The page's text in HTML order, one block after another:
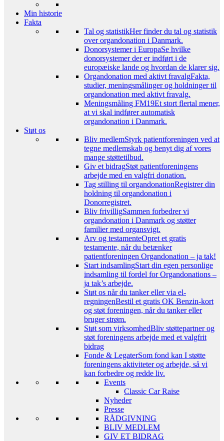
Min historie
Fakta
Tal og statistikHer finder du tal og statistik
over organdonation i Danmark.
Donorsystemer i EuropaSe hvilke
donorsystemer der er indført i de
europæiske lande og hvordan de klarer sig.
Organdonation med aktivt fravalgFakta,
studier, meningsmålinger og holdninger til
organdonation med aktivt fravalg.
Meningsmåling FM19Et stort flertal mener,
at vi skal indfører automatisk
organdonation i Danmark.
Støt os
Bliv medlemStyrk patientforeningen ved at
tegne medlemskab og benyt dig af vores
mange støttetilbud.
Giv et bidragStøt patientforeningens
arbejde med en valgfri donation.
Tag stilling til organdonationRegistrer din
holdning til organdonation i
Donorregistret.
Bliv frivilligSammen forbedrer vi
organdonation i Danmark og støtter
familier med organsvigt.
Arv og testamenteOpret et gratis
testamente, når du betænker
patientforeningen Organdonation – ja tak!
Start indsamlingStart din egen personlige
indsamling til fordel for Organdonations –
ja tak’s arbejde.
Støt os når du tanker eller via el-
regningenBestil et gratis OK Benzin-kort
og støt foreningen, når du tanker eller
bruger strøm.
Støt som virksomhedBliv støttepartner og
støt foreningens arbejde med et valgfrit
bidrag
Fonde & LegaterSom fond kan I støtte
foreningens aktiviteter og arbejde, så vi
kan forbedre og redde liv.
Events
Classic Car Raise
Nyheder
Presse
RÅDGIVNING
BLIV MEDLEM
GIV ET BIDRAG